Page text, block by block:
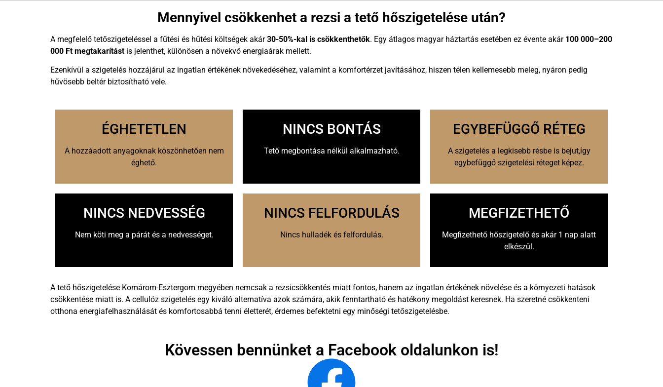
Mennyivel csökkenhet a rezsi a tető hőszigetelése után?
A megfelelő tetőszigeteléssel a fűtési és hűtési költségek akár30-50%-kal is csökkenthetők. Egy átlagos magyar háztartás esetében ez évente akár 100 000–200
000 Ft megtakarítást is jelenthet, különösen a növekvő energiaárak mellett.
Ezenkívül a szigetelés hozzájárul az ingatlan értékének növekedéséhez, valamint a komfortérzet javításához, hiszen télen kellemesebb meleg, nyáron pedig
hűvösebb beltér biztosítható vele.
ÉGHETETLEN
A hozzáadott anyagoknak köszönhetően nem
éghető.
NINCS BONTÁS
Tető megbontása nélkül alkalmazható.
EGYBEFÜGGŐ RÉTEG
A szigetelés a legkisebb résbe is bejut,így
egybefüggő szigetelési réteget képez.
NINCS NEDVESSÉG
Nem köti meg a párát és a nedvességet.
NINCS FELFORDULÁS
Nincs hulladék és felfordulás.
MEGFIZETHETŐ
Megfizethető hőszigetelő és akár 1 nap alatt
elkészül.
A tető hőszigetelése Komárom-Esztergom megyében nemcsak a rezsicsökkentés miatt fontos, hanem az ingatlan értékének növelése és a környezeti hatások
csökkentése miatt is. A cellulóz szigetelés egy kiváló alternatíva azok számára, akik fenntartható és hatékony megoldást keresnek. Ha szeretné csökkenteni
otthona energiafelhasználását és komfortosabbá tenni életterét, érdemes befektetni egy minőségi tetőszigetelésbe.
Kövessen bennünket a Facebook oldalunkon is!